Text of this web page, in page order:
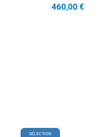
460,00 €
SÉLECTION